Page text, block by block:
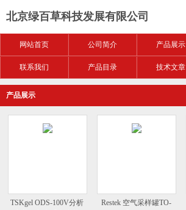
北京绿百草科技发展有限公司
网站首页 公司简介 产品展示
联系我们 产品目录 技术文章
产品展示
TSKgel ODS-100V分析
Restek 空气采样罐TO-